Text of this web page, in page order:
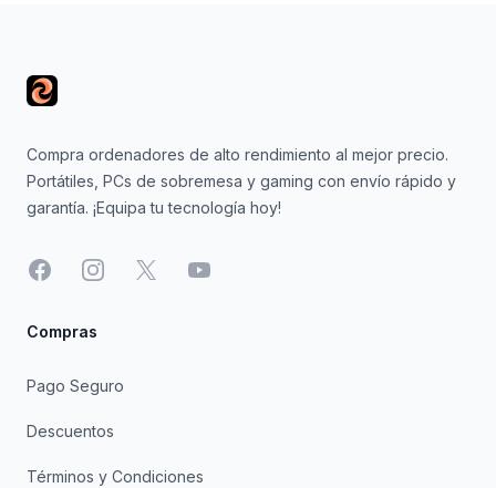
Compra ordenadores de alto rendimiento al mejor precio.
Portátiles, PCs de sobremesa y gaming con envío rápido y
garantía. ¡Equipa tu tecnología hoy!
FacebookInstagram
X YouTube
Compras
Pago Seguro
Descuentos
Términos y Condiciones